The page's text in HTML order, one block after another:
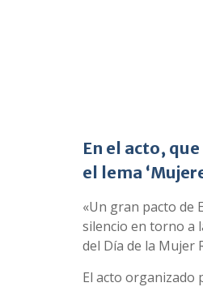
En el acto,
el lema
«Un gran pacto de
silencio en torno a
del Día de la Mujer
El acto organizado